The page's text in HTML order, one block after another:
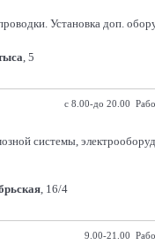
Установка доп.
, 5
с 8.00-до 20.00
системы,
, 16/4
9.00-21.00